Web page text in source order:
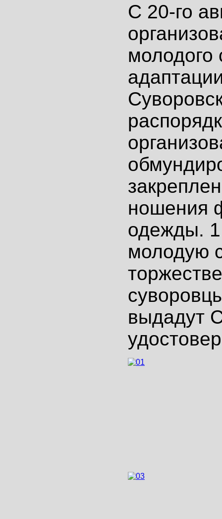
С 20-го
молодого
ношения
одежды. 1
молодую
выдадут